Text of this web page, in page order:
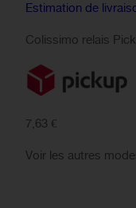
Estimation de
Colissimo relais
7,63 €
Voir les autres